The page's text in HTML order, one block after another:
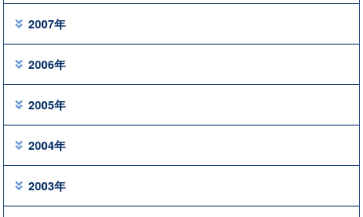
2007年
2006年
2005年
2004年
2003年